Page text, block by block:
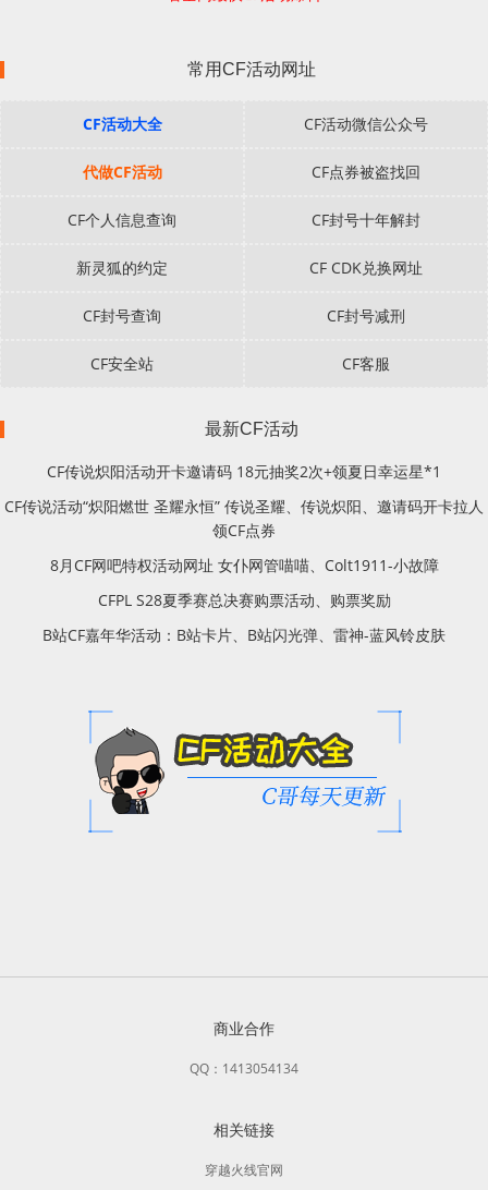
常用CF活动网址
CF活动大全 CF活动微信公众号
代做CF活动 CF点券被盗找回
CF个人信息查询 CF封号十年解封
新灵狐的约定 CF CDK兑换网址
CF封号查询 CF封号减刑
CF安全站 CF客服
最新CF活动
CF传说炽阳活动开卡邀请码 18元抽奖2次+领夏日幸运星*1
CF传说活动“炽阳燃世 圣耀永恒” 传说圣耀、传说炽阳、邀请码开卡拉人
领CF点券
8月CF网吧特权活动网址 女仆网管喵喵、Colt1911-小故障
CFPL S28夏季赛总决赛购票活动、购票奖励
B站CF嘉年华活动：B站卡片、B站闪光弹、雷神-蓝风铃皮肤
商业合作
QQ：1413054134
相关链接
穿越火线官网